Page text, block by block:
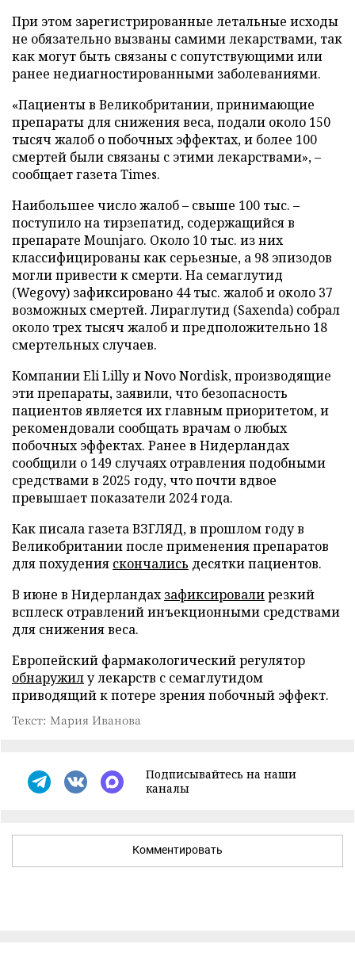
При этом зарегистрированные летальные исходы
не обязательно вызваны самими лекарствами, так
как могут быть связаны с сопутствующими или
ранее недиагностированными заболеваниями.
«Пациенты в Великобритании, принимающие
препараты для снижения веса, подали около 150
тысяч жалоб о побочных эффектах, и более 100
смертей были связаны с этими лекарствами», –
сообщает газета Times.
Наибольшее число жалоб – свыше 100 тыс. –
поступило на тирзепатид, содержащийся в
препарате Mounjaro. Около 10 тыс. из них
классифицированы как серьезные, а 98 эпизодов
могли привести к смерти. На семаглутид
(Wegovy) зафиксировано 44 тыс. жалоб и около 37
возможных смертей. Лираглутид (Saxenda) собрал
около трех тысяч жалоб и предположительно 18
смертельных случаев.
Компании Eli Lilly и Novo Nordisk, производящие
эти препараты, заявили, что безопасность
пациентов является их главным приоритетом, и
рекомендовали сообщать врачам о любых
побочных эффектах. Ранее в Нидерландах
сообщили о 149 случаях отравления подобными
средствами в 2025 году, что почти вдвое
превышает показатели 2024 года.
Как писала газета ВЗГЛЯД, в прошлом году в
Великобритании после применения препаратов
для похудения скончались десятки пациентов.
В июне в Нидерландахзафиксировалирезкий
всплеск отравлений инъекционными средствами
для снижения веса.
Европейский фармакологический регулятор
обнаружилу лекарств с семаглутидом
приводящий к потере зрения побочный эффект.
Текст: Мария Иванова
Подписывайтесь на наши
каналы
Комментировать